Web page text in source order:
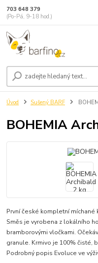
703 648 379
(Po-Pá, 9-18 hod.)
Úvod Sušený BARF
BOHEMIA
První české kompletní
Směs je vyrobena z lokálního
bramborovými vločkami.
granule. Krmivo je 100% čisté,
Podrobný popis Evoluce ve